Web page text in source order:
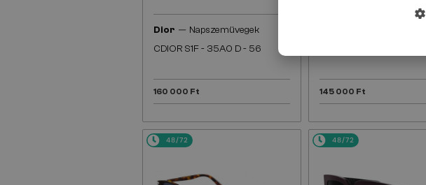
Dior — Napszemüvegek
CDIOR S1F - 35A0 D - 56
160 000 Ft 145 000 Ft
48/72 48/72